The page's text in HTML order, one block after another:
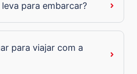
para embarcar?
para viajar com a